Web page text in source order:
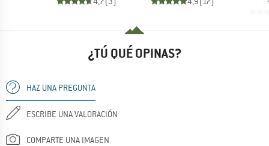
¿TÚ QUÉ OPINAS?
HAZ UNA PREGUNTA
ESCRIBE UNA VALORACIÓN
COMPARTE UNA IMAGEN